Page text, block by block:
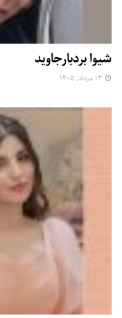
شیوا بردبارجاوید